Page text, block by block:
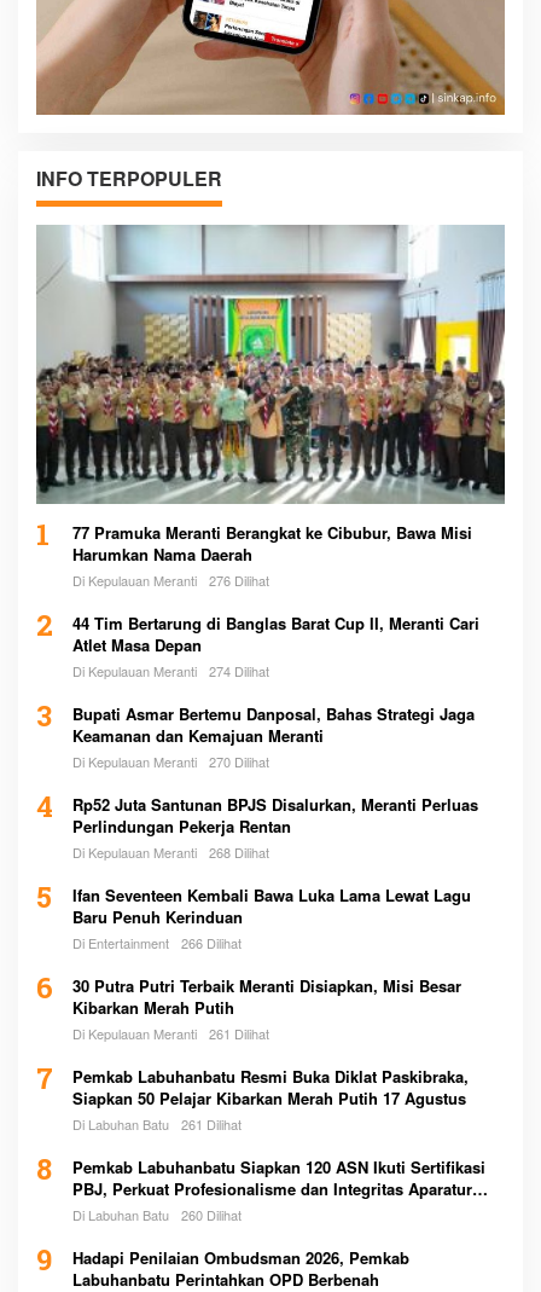
INFO TERPOPULER
1
77 Pramuka Meranti Berangkat ke Cibubur, Bawa Misi
Harumkan Nama Daerah
Di Kepulauan Meranti 276 Dilihat
2
44 Tim Bertarung di Banglas Barat Cup II, Meranti Cari
Atlet Masa Depan
Di Kepulauan Meranti 274 Dilihat
3
Bupati Asmar Bertemu Danposal, Bahas Strategi Jaga
Keamanan dan Kemajuan Meranti
Di Kepulauan Meranti 270 Dilihat
4
Rp52 Juta Santunan BPJS Disalurkan, Meranti Perluas
Perlindungan Pekerja Rentan
Di Kepulauan Meranti 268 Dilihat
5
Ifan Seventeen Kembali Bawa Luka Lama Lewat Lagu
Baru Penuh Kerinduan
Di Entertainment 266 Dilihat
6
30 Putra Putri Terbaik Meranti Disiapkan, Misi Besar
Kibarkan Merah Putih
Di Kepulauan Meranti 261 Dilihat
7
Pemkab Labuhanbatu Resmi Buka Diklat Paskibraka,
Siapkan 50 Pelajar Kibarkan Merah Putih 17 Agustus
Di Labuhan Batu 261 Dilihat
8
Pemkab Labuhanbatu Siapkan 120 ASN Ikuti Sertifikasi
PBJ, Perkuat Profesionalisme dan Integritas Aparatur
Pemerintah
Di Labuhan Batu 260 Dilihat
9
Hadapi Penilaian Ombudsman 2026, Pemkab
Labuhanbatu Perintahkan OPD Berbenah